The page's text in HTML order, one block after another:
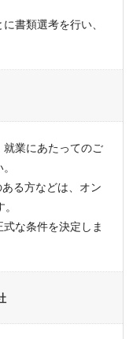
書類選考を行い、
業にあたってのご
る方などは、オン
な条件を決定しま